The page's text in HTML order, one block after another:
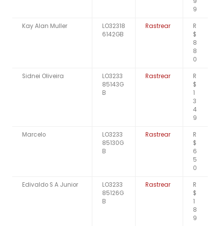
9
Kay Alan Muller
LO32318
6142GB
Rastrear
R
$
8
8
0
Sidnei Oliveira
LO3233
85143G
B
Rastrear
R
$
1
3
4
9
Marcelo
LO3233
85130G
B
Rastrear
R
$
6
5
0
Edivaldo S A Junior
LO3233
85126G
B
Rastrear
R
$
1
8
9